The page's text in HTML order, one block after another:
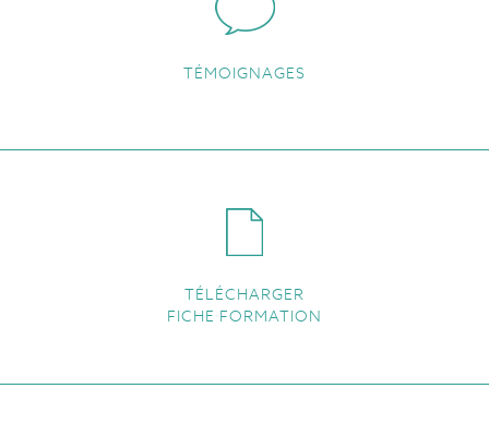
TÉMOIGNAGES
TÉLÉCHARGER
FICHE FORMATION